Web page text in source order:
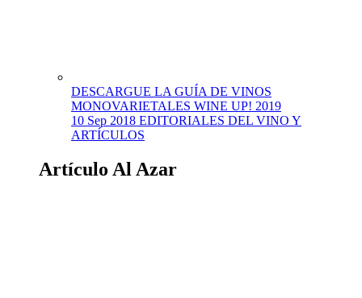
DESCARGUE LA GUÍA DE VINOS
MONOVARIETALES WINE UP! 2019
10 Sep 2018 EDITORIALES DEL VINO Y
ARTÍCULOS
Artículo Al Azar